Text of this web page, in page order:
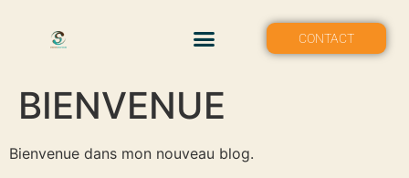
CONTACT
BIENVENUE
Bienvenue dans mon nouveau blog.